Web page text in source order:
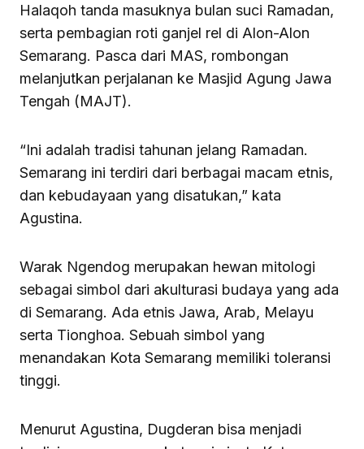
Halaqoh tanda masuknya bulan suci Ramadan,
serta pembagian roti ganjel rel di Alon-Alon
Semarang. Pasca dari MAS, rombongan
melanjutkan perjalanan ke Masjid Agung Jawa
Tengah (MAJT).
“Ini adalah tradisi tahunan jelang Ramadan.
Semarang ini terdiri dari berbagai macam etnis,
dan kebudayaan yang disatukan,” kata
Agustina.
Warak Ngendog merupakan hewan mitologi
sebagai simbol dari akulturasi budaya yang ada
di Semarang. Ada etnis Jawa, Arab, Melayu
serta Tionghoa. Sebuah simbol yang
menandakan Kota Semarang memiliki toleransi
tinggi.
Menurut Agustina, Dugderan bisa menjadi